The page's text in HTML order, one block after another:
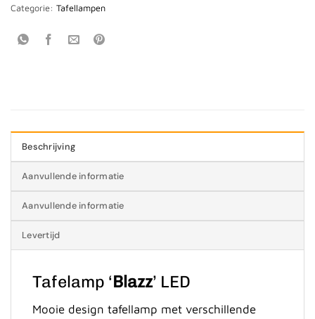
Categorie: Tafellampen
Beschrijving
Aanvullende informatie
Aanvullende informatie
Levertijd
Tafelamp ‘Blazz’ LED
Mooie design tafellamp met verschillende